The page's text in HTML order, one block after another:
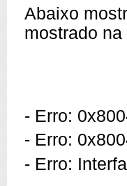
Abaixo
mostrado na
- Erro:
- Erro:
- Erro: